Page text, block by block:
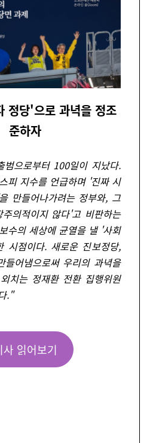
정당'으로 과녁을 정조
준하자
범으로부터 100일이 지났다.
피 지수를 언급하며 '진짜 시
만들어나가려는 정부와, 그
의적이지 않다'고 비판하는
수의 세상에 균열을 낼 '사회
시점이다. 새로운 진보정당,
들어냄으로써 우리의 과녁을
치는 정재환 전환 집행위원
."
사 읽어보기